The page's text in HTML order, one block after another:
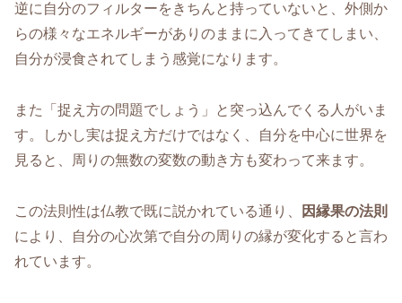
逆に自分のフィルターをきちんと持っていないと、外側か
らの様々なエネルギーがありのままに入ってきてしまい、
自分が浸食されてしまう感覚になります。
また「捉え方の問題でしょう」と突っ込んでくる人がいま
す。しかし実は捉え方だけではなく、自分を中心に世界を
見ると、周りの無数の変数の動き方も変わって来ます。
この法則性は仏教で既に説かれている通り、
因縁果の法則
により、自分の心次第で自分の周りの縁が変化すると言わ
れています。